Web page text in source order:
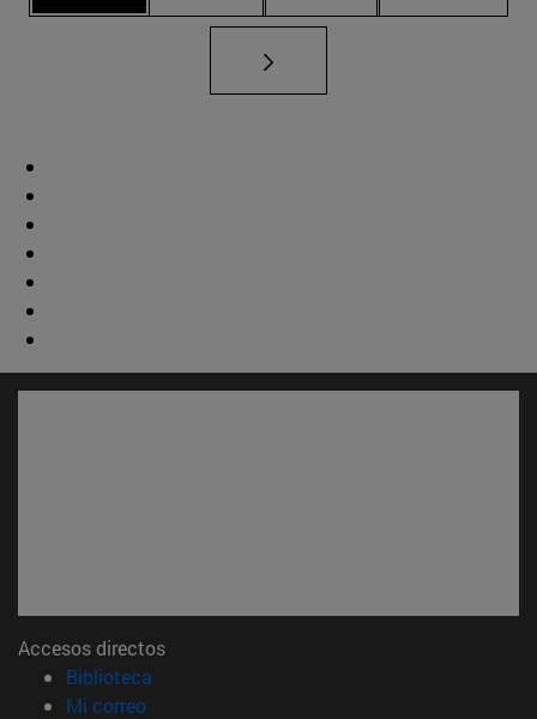
Accesos directos
Biblioteca
Mi correo(abre en nueva ventana)